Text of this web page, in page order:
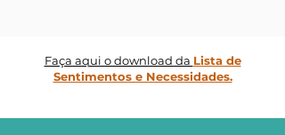
Faça aqui o download da Lista de
Sentimentos e Necessidades.